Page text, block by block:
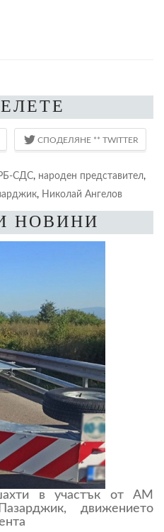
СДС, народен представител,
, Николай Ангелов
НОВИНИ
в участък от АМ
движението